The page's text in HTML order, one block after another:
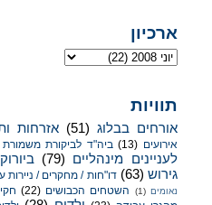
ארכיון
תוויות
אורחים בבלוג (51) אזרחות
אירועים (13) ביה"ד לביקורת משמורת
לעניינים מינהליים
(79)
גירוש (63) דו"חות / מחקרים / ניירות
נאומים (1) השטחים הכבושים (22)